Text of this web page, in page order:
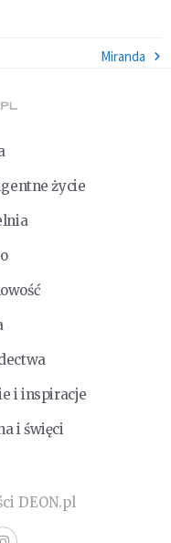
Miranda
życie
i inspiracje
i święci
DEON.pl